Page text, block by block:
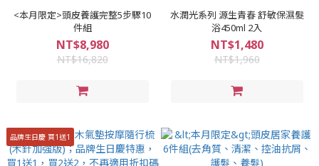
<本月限定>頭皮養護完整5步驟10
件組
NT$8,980
NT$16,820
水潤光系列 源生青春 舒敏保濕髮
浴450ml 2入
NT$1,480
NT$1,960
品牌生日慶 買1送1